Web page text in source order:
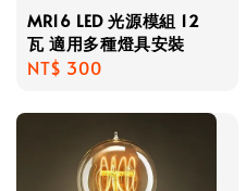
MR16 LED 光源模組 12
瓦 適用多種燈具安裝
Regular
NT$ 300